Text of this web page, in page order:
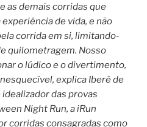
as demais corridas que
de vida, e não
corrida em si, limitando-
quilometragem. Nosso
o lúdico e o divertimento,
explica Iberê de
idealizador das provas
Night Run, a iRun
corridas consagradas como